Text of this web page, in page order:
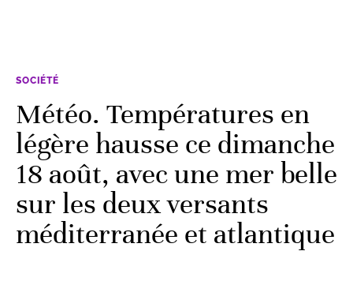
SOCIÉTÉ
Météo. Températures en
légère hausse ce dimanche
18 août, avec une mer belle
sur les deux versants
méditerranée et atlantique